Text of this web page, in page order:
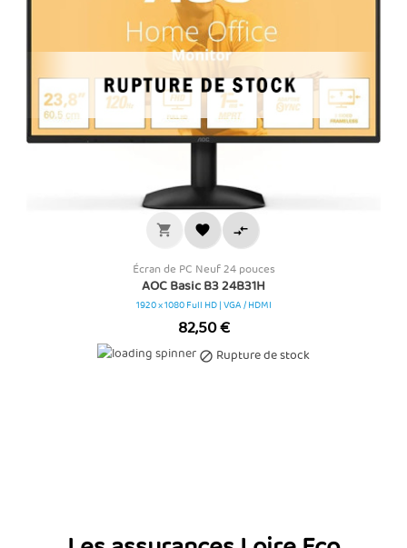
  
Écran de PC Neuf 24 pouces
AOC Basic B3 24B31H
1920 x 1080 Full HD | VGA / HDMI
Prix
82,50 €
 Rupture de stock